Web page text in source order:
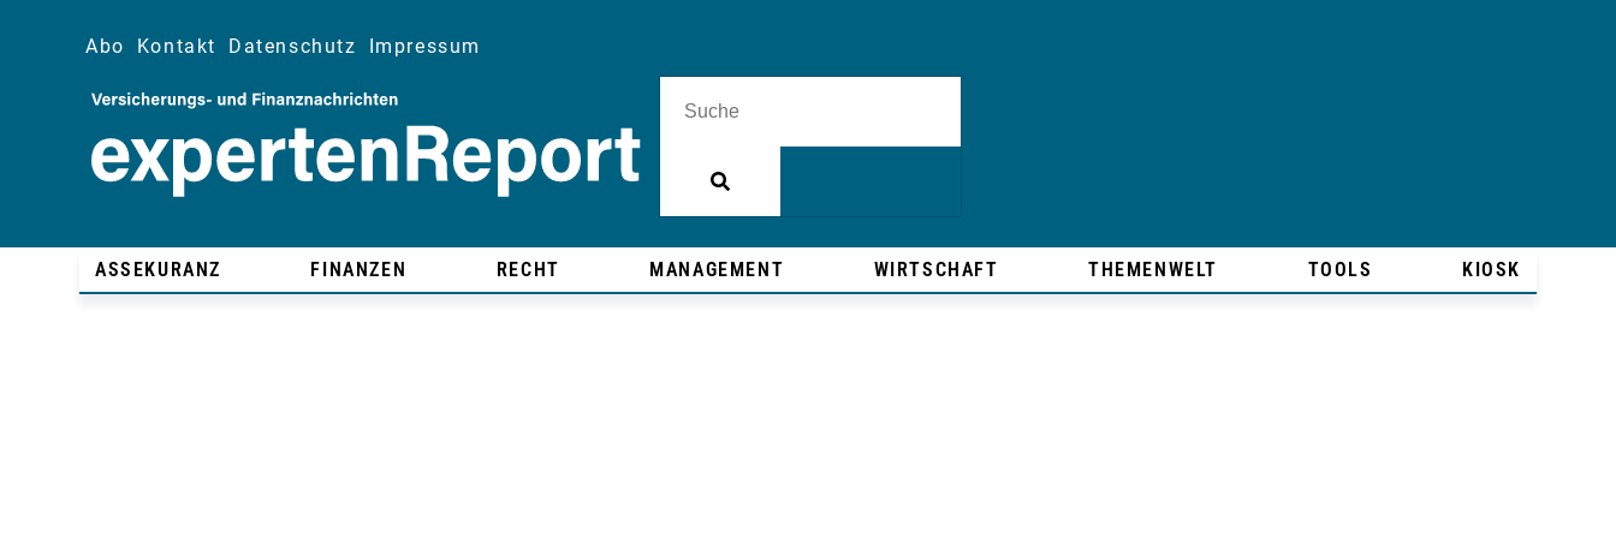
Abo Kontakt Datenschutz Impressum
ASSEKURANZ FINANZEN RECHT MANAGEMENT WIRTSCHAFT THEMENWELT TOOLS KIOSK